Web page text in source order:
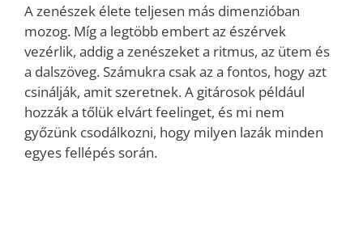
A zenészek élete teljesen más dimenzióban
mozog. Míg a legtöbb embert az észérvek
vezérlik, addig a zenészeket a ritmus, az ütem és
a dalszöveg. Számukra csak az a fontos, hogy azt
csinálják, amit szeretnek. A gitárosok például
hozzák a tőlük elvárt feelinget, és mi nem
győzünk csodálkozni, hogy milyen lazák minden
egyes fellépés során.